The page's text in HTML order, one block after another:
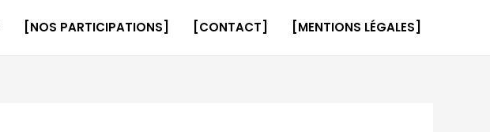
[NOS PARTICIPATIONS] [CONTACT] [MENTIONS LÉGALES]